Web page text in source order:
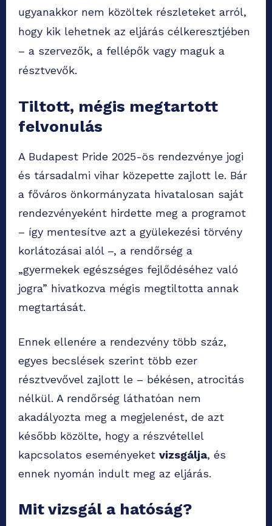
ugyanakkor nem közöltek részleteket arról,
hogy kik lehetnek az eljárás célkeresztjében
– a szervezők, a fellépők vagy maguk a
résztvevők.
Tiltott, mégis megtartott
felvonulás
A Budapest Pride 2025-ös rendezvénye jogi
és társadalmi vihar közepette zajlott le. Bár
a főváros önkormányzata hivatalosan saját
rendezvényeként hirdette meg a programot
– így mentesítve azt a gyülekezési törvény
korlátozásai alól –, a rendőrség a
„gyermekek egészséges fejlődéséhez való
jogra” hivatkozva mégis megtiltotta annak
megtartását.
Ennek ellenére a rendezvény több száz,
egyes becslések szerint több ezer
résztvevővel zajlott le – békésen, atrocitás
nélkül. A rendőrség láthatóan nem
akadályozta meg a megjelenést, de azt
később közölte, hogy a részvétellel
kapcsolatos eseményeket vizsgálja, és
ennek nyomán indult meg az eljárás.
Mit vizsgál a hatóság?